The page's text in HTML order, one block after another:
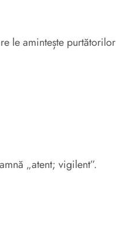
le amintește purtătorilor
„atent; vigilent”.